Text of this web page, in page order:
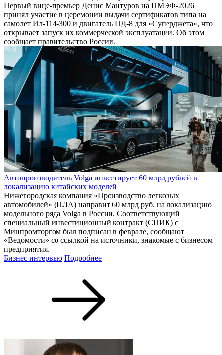
Первый вице-премьер Денис Мантуров на ПМЭФ-2026
принял участие в церемонии выдачи сертификатов типа на
самолет Ил-114-300 и двигатель ПД-8 для «Суперджета», что
открывает запуск их коммерческой эксплуатации. Об этом
сообщает правительство России.
Автопроизводитель Volga инвестирует 60 млрд рублей в
локализацию китайских моделей
Нижегородская компания «Производство легковых
автомобилей» (ПЛА) направит 60 млрд руб. на локализацию
модельного ряда Volga в России. Соответствующий
специальный инвестиционный контракт (СПИК) с
Минпромторгом был подписан в феврале, сообщают
«Ведомости» со ссылкой на источники, знакомые с бизнесом
предприятия.
Бизнес интервью Подробнее